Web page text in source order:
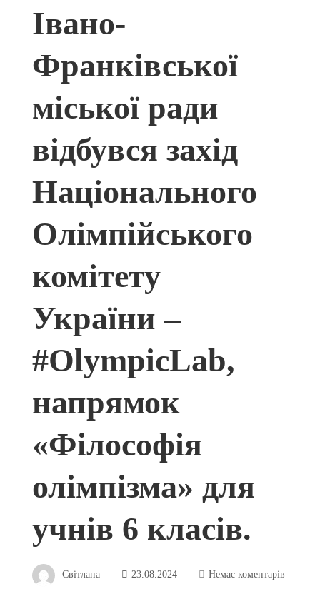
Івано-
Франківської
міської ради
відбувся захід
Національного
Олімпійського
комітету
України –
#OlympicLab,
напрямок
«Філософія
олімпізма» для
учнів 6 класів.
Світлана 23.08.2024 Немає коментарів